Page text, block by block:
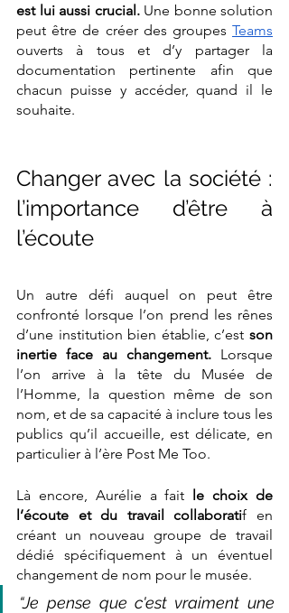
est lui aussi crucial. Une bonne solution
peut être de créer des groupes Teams
ouverts à tous et d’y partager la
documentation pertinente afin que
chacun puisse y accéder, quand il le
souhaite.
Changer avec la société :
l’importance d’être à
l’écoute
Un autre défi auquel on peut être
confronté lorsque l’on prend les rênes
d’une institution bien établie, c’est son
inertie face au changement. Lorsque
l’on arrive à la tête du Musée de
l’Homme, la question même de son
nom, et de sa capacité à inclure tous les
publics qu’il accueille, est délicate, en
particulier à l’ère Post Me Too.
Là encore, Aurélie a fait le choix de
l’écoute et du travail collaboratif en
créant un nouveau groupe de travail
dédié spécifiquement à un éventuel
changement de nom pour le musée.
“Je pense que c'est vraiment une